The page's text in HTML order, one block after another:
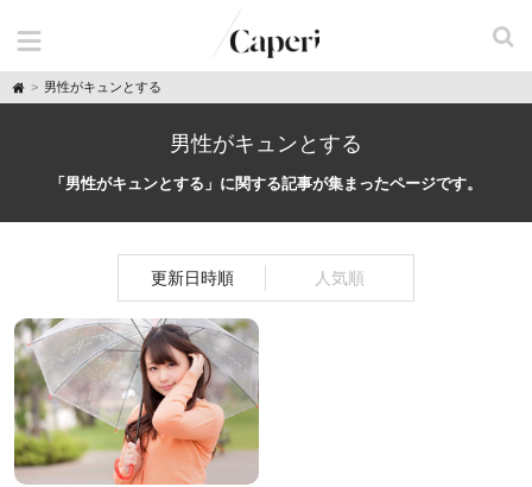
H
o
男性がキュンとする
男性がキュンとする
「男性がキュンとする」に関する記事が集まったページです。
更新日時順 人気順